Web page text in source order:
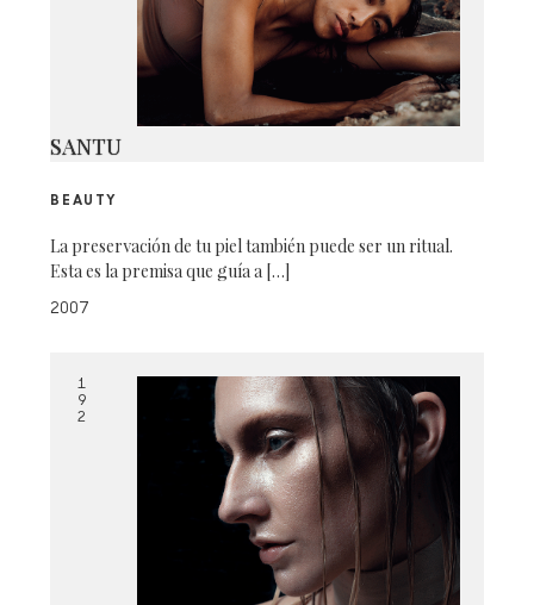
SANTU
BEAUTY
La preservación de tu piel también puede ser un ritual.
Esta es la premisa que guía a […]
2007
1
9
2